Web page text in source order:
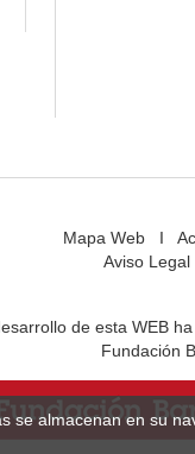
Mapa WebI
Aviso Legal
de esta WEB
Fundación
almacenan en su